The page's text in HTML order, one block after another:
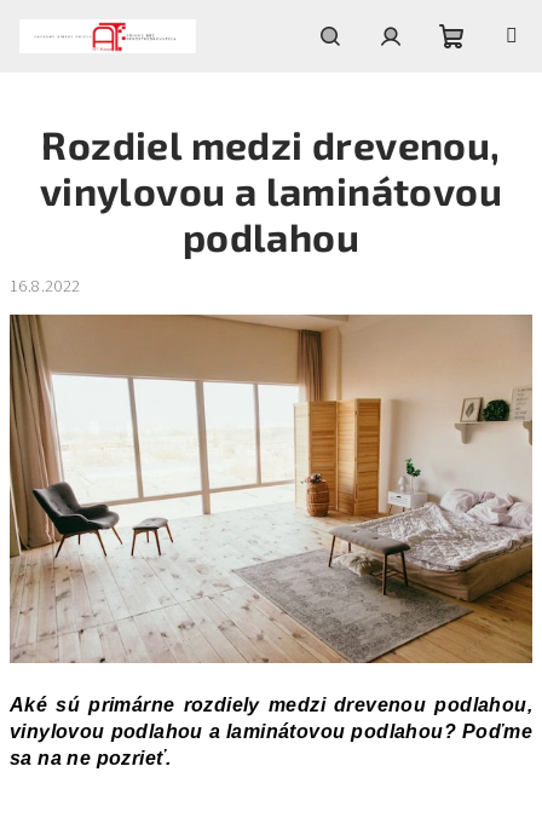
košík
Rozdiel medzi drevenou,
vinylovou a laminátovou
podlahou
16.8.2022
Aké sú primárne rozdiely medzi drevenou podlahou,
vinylovou podlahou a laminátovou podlahou? Poďme
sa na ne pozrieť.